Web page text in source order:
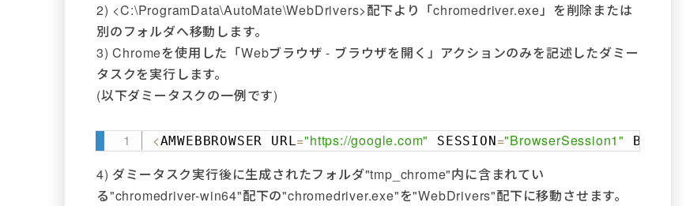
2) <C:\ProgramData\AutoMate\WebDrivers>配下より「chromedriver.exe」を削除または
別のフォルダへ移動します。
3) Chromeを使用した「Webブラウザ - ブラウザを開く」アクションのみを記述したダミー
タスクを実行します。
(以下ダミータスクの一例です)
<AMWEBBROWSER URL="https://google.com" SESSION ="BrowserSession1" BROWSER
Copy
4) ダミータスク実行後に生成されたフォルダ"tmp_chrome"内に含まれてい
る"chromedriver-win64"配下の"chromedriver.exe"を"WebDrivers"配下に移動させます。